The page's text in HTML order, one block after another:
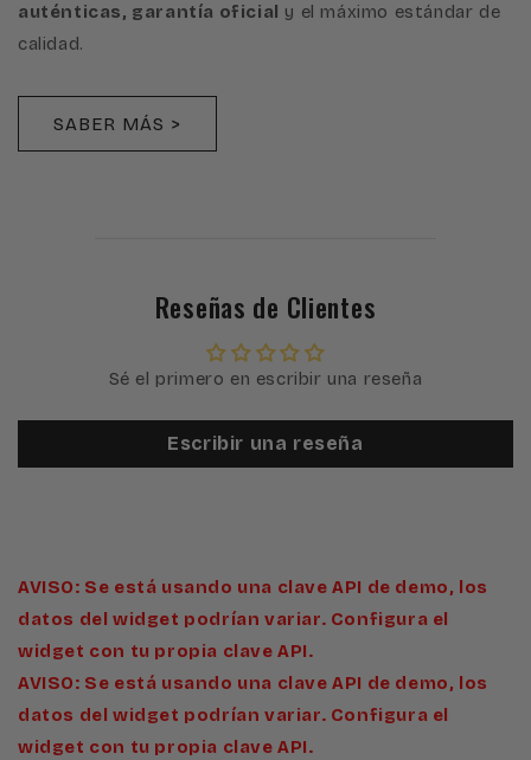
auténticas, garantía oficial y el máximo estándar de
calidad.
SABER MÁS >
Reseñas de Clientes
Sé el primero en escribir una reseña
Escribir una reseña
AVISO: Se está usando una clave API de demo, los
datos del widget podrían variar. Configura el
widget con tu propia clave API.
AVISO: Se está usando una clave API de demo, los
datos del widget podrían variar. Configura el
widget con tu propia clave API.